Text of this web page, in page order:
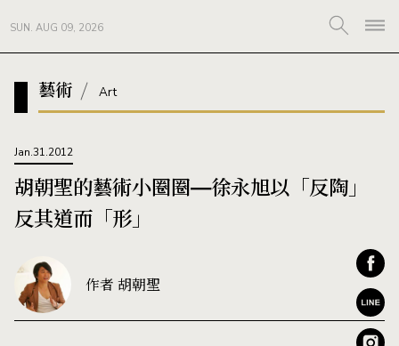
SUN. AUG 09, 2026
藝術 Art
Jan.31.2012
胡朝聖的藝術小圈圈—徐永旭以「反陶」
反其道而「形」
作者 胡朝聖